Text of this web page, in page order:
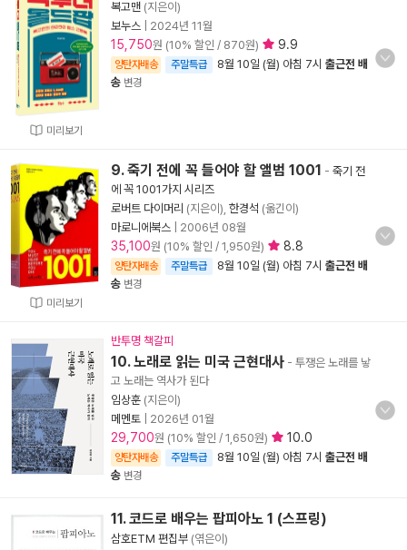
미리보기
복고맨 (지은이)
보누스
2024년 11월
15,750원 (10% 할인 / 870원) 9.9
양탄자배송 주말특급 8월 10일 (월) 아침 7시 출근전 배
송 변경
미리보기
9. 죽기 전에 꼭 들어야 할 앨범 1001 - 죽기 전
에 꼭 1001가지 시리즈
로버트 다이머리 (지은이), 한경석 (옮긴이)
마로니에북스
2006년 08월
35,100원 (10% 할인 / 1,950원) 8.8
양탄자배송 주말특급 8월 10일 (월) 아침 7시 출근전 배
송 변경
반투명 책갈피
10. 노래로 읽는 미국 근현대사 - 투쟁은 노래를 낳
고 노래는 역사가 된다
임상훈 (지은이)
메멘토
2026년 01월
29,700원 (10% 할인 / 1,650원) 10.0
양탄자배송 주말특급 8월 10일 (월) 아침 7시 출근전 배
송 변경
11. 코드로 배우는 팝피아노 1 (스프링)
삼호ETM 편집부 (엮은이)